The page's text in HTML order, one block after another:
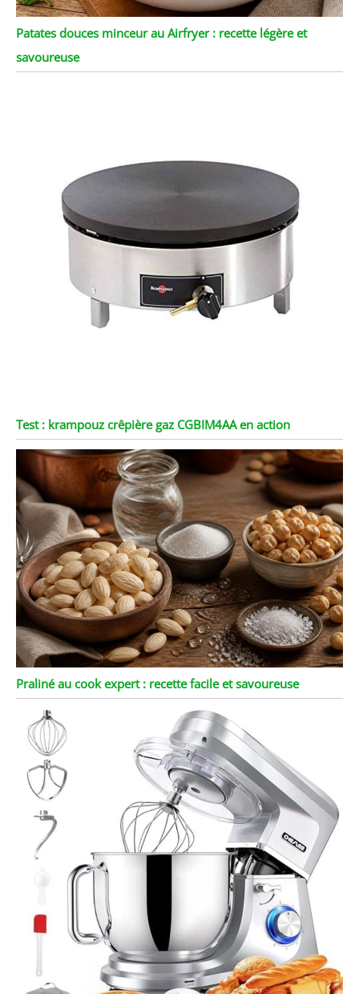
Patates douces minceur au Airfryer : recette légère et
savoureuse
Test : krampouz crêpière gaz CGBIM4AA en action
Praliné au cook expert : recette facile et savoureuse